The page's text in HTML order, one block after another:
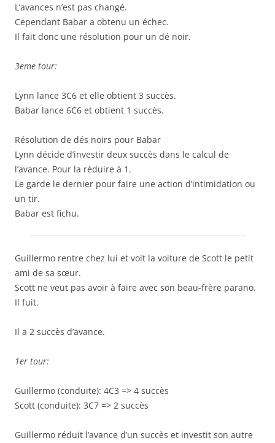
L’avances n’est pas changé.
Cependant Babar a obtenu un échec.
Il fait donc une résolution pour un dé noir.
3eme tour:
Lynn lance 3C6 et elle obtient 3 succès.
Babar lance 6C6 et obtient 1 succès.
Résolution de dés noirs pour Babar
Lynn décide d’investir deux succès dans le calcul de
l’avance. Pour la réduire à 1.
Le garde le dernier pour faire une action d’intimidation ou
un tir.
Babar est fichu.
Guillermo rentre chez lui et voit la voiture de Scott le petit
ami de sa sœur.
Scott ne veut pas avoir à faire avec son beau-frère parano.
Il fuit.
Il a 2 succès d’avance.
1er tour:
Guillermo (conduite): 4C3 => 4 succès
Scott (conduite): 3C7 => 2 succès
Guillermo réduit l’avance d’un succès et investit son autre